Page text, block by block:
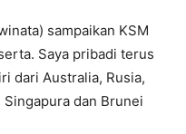
sampaikan KSM
Saya pribadi terus
dari Australia, Rusia,
Singapura dan Brunei